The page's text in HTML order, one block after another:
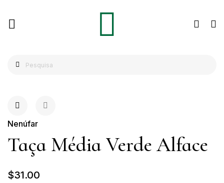
Nenúfar
Taça Média Verde Alface
$31.00